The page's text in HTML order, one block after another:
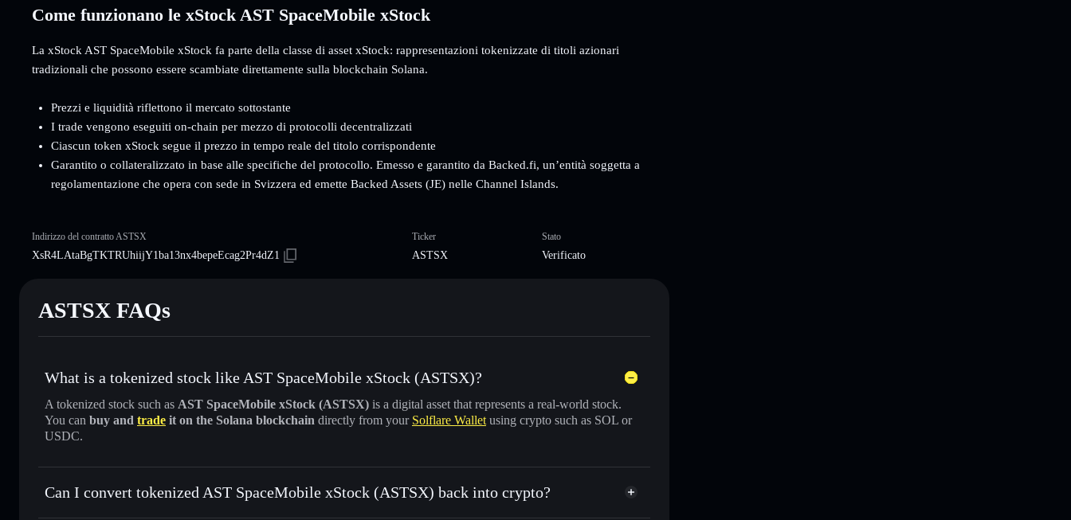
Come funzionano le xStock AST SpaceMobile xStock
La xStock AST SpaceMobile xStock fa parte della classe di asset xStock: rappresentazioni tokenizzate di titoli azionari
tradizionali che possono essere scambiate direttamente sulla blockchain Solana.
Prezzi e liquidità riflettono il mercato sottostante
I trade vengono eseguiti on-chain per mezzo di protocolli decentralizzati
Ciascun token xStock segue il prezzo in tempo reale del titolo corrispondente
Garantito o collateralizzato in base alle specifiche del protocollo. Emesso e garantito da Backed.fi, un’entità soggetta a
regolamentazione che opera con sede in Svizzera ed emette Backed Assets (JE) nelle Channel Islands.
Indirizzo del contratto ASTSX
XsR4LAtaBgTKTRUhiijY1ba13nx4bepeEcag2Pr4dZ1
Ticker
ASTSX
Stato
Verificato
ASTSX FAQs
What is a tokenized stock like AST SpaceMobile xStock (ASTSX)?
A tokenized stock such as AST SpaceMobile xStock (ASTSX) is a digital asset that represents a real-world stock.
You can buy and trade it on the Solana blockchain directly from your Solflare Wallet using crypto such as SOL or
USDC.
Can I convert tokenized AST SpaceMobile xStock (ASTSX) back into crypto?